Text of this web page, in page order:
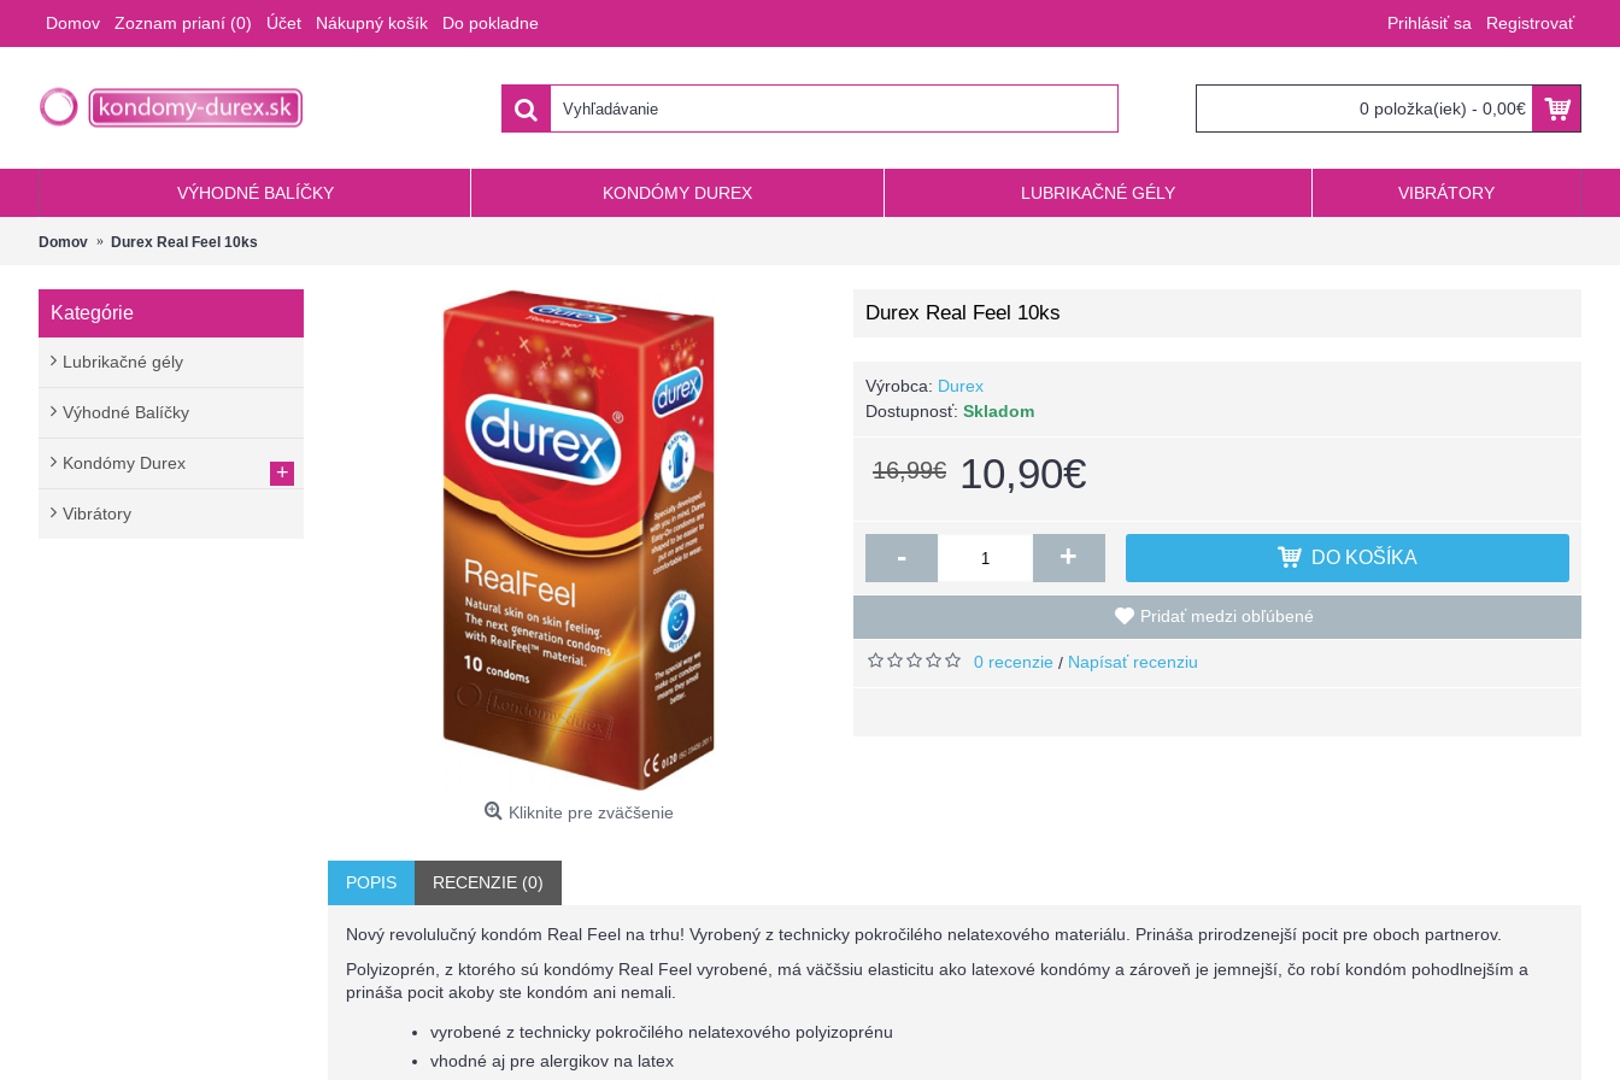
Domov Zoznam prianí (0) Účet Nákupný košík Do pokladne Prihlásiť sa Registrovať
0 položka(iek) - 0,00€
VÝHODNÉ BALÍČKY KONDÓMY DUREX LUBRIKAČNÉ GÉLY VIBRÁTORY
Domov Durex Real Feel 10ks
Kategórie
Lubrikačné gély
Výhodné Balíčky
Kondómy Durex +
Vibrátory
Kliknite pre zväčšenie
Durex Real Feel 10ks
Výrobca: Durex
Dostupnosť: Skladom
16,99€ 10,90€
- + DO KOŠÍKA
Pridať medzi obľúbené
0 recenzie / Napísať recenziu
POPIS RECENZIE (0)
Nový revolulučný kondóm Real Feel na trhu! Vyrobený z technicky pokročilého nelatexového materiálu. Prináša prirodzenejší pocit pre oboch partnerov.
Polyizoprén, z ktorého sú kondómy Real Feel vyrobené, má väčšsiu elasticitu ako latexové kondómy a zároveň je jemnejší, čo robí kondóm pohodlnejším a
prináša pocit akoby ste kondóm ani nemali.
vyrobené z technicky pokročilého nelatexového polyizoprénu
vhodné aj pre alergikov na latex